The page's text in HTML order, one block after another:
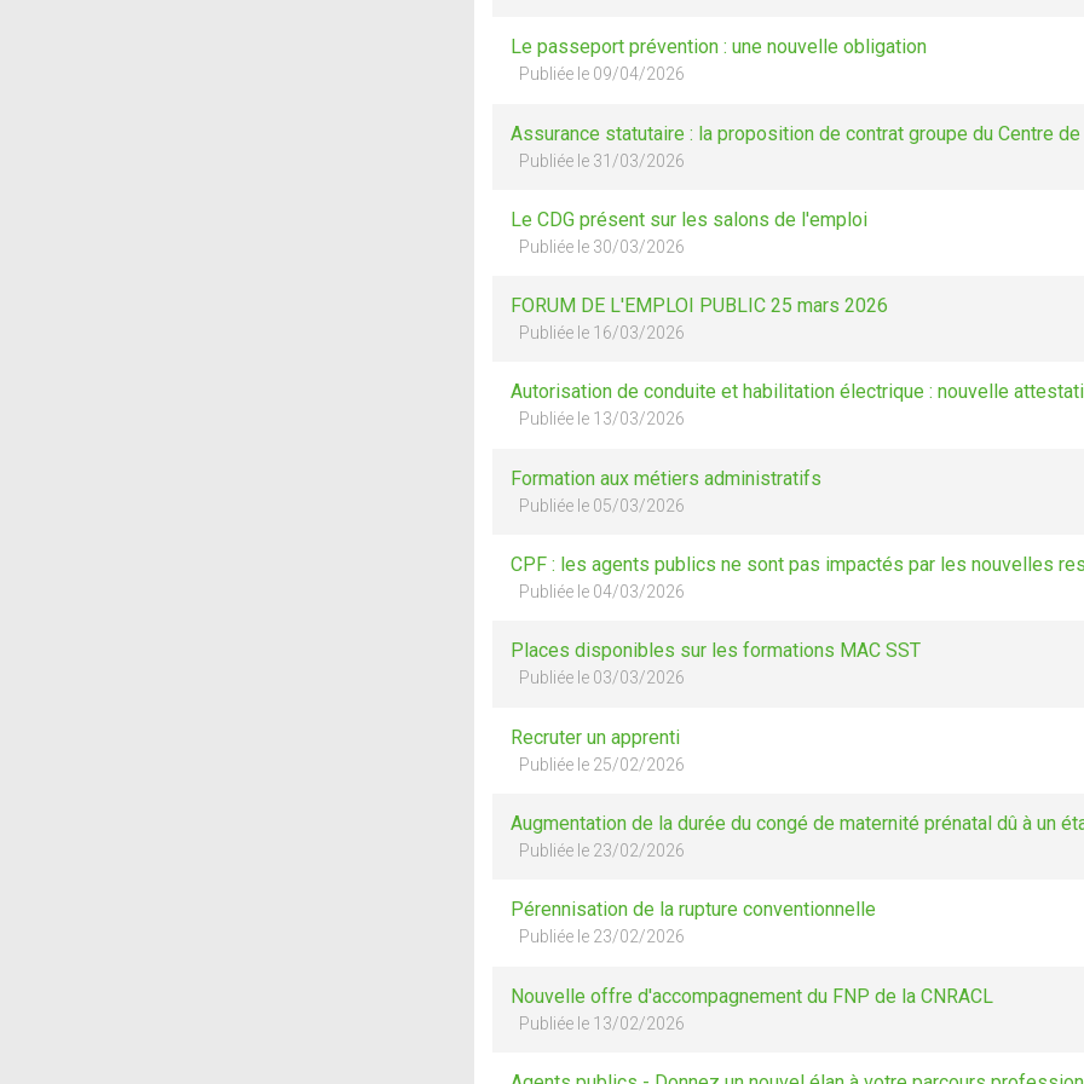
Le passeport prévention : une nouvelle obligation
Publiée le 09/04/2026
Assurance statutaire : la proposition de contrat groupe du Centre
Publiée le 31/03/2026
Le CDG présent sur les salons de l'emploi
Publiée le 30/03/2026
FORUM DE L'EMPLOI PUBLIC 25 mars 2026
Publiée le 16/03/2026
Autorisation de conduite et habilitation électrique : nouvelle
Publiée le 13/03/2026
Formation aux métiers administratifs
Publiée le 05/03/2026
CPF : les agents publics ne sont pas impactés par les nouvelles
Publiée le 04/03/2026
Places disponibles sur les formations MAC SST
Publiée le 03/03/2026
Recruter un apprenti
Publiée le 25/02/2026
Augmentation de la durée du congé de maternité prénatal dû à un
Publiée le 23/02/2026
Pérennisation de la rupture conventionnelle
Publiée le 23/02/2026
Nouvelle offre d'accompagnement du FNP de la CNRACL
Publiée le 13/02/2026